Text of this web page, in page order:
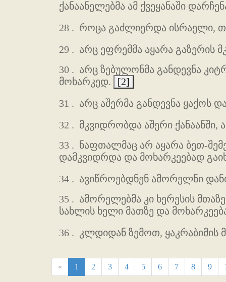
ქანაანელებმა ამ ქვეყანაში
28 . როცა გაძლიერდა ისრაელი,
29 . არც ეფრემმა აყარა გაზერის
30 . არც ზებულონმა განდევნა
მოხარკედ.
[2]
31 . არც აშერმა განდევნა ყაქოს
32 . მკვიდრობდა აშერი ქანაანში,
33 . ნაფთალმაც არ აყარა ბეთ-
დამკვიდრდა და მოხარკეებად
34 . ავიწროებდნენ ამორელნი
35 . ამორელებმა კი ხერესის
სახლის ხელი მათზე და
36 . კლდიდან ზემოთ,
« 1 2 3 4 5 6 7 8 9